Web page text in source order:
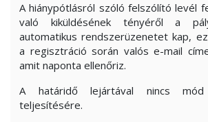
A hiánypótlásról szóló felszólító levél
való kiküldésének tényéről a
automatikus rendszerüzenetet kap,
a regisztráció során valós e-mail
amit naponta ellenőriz.
A határidő lejártával nincs
teljesítésére.